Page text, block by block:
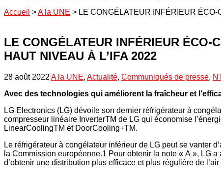
Accueil >A la UNE > LE CONGÉLATEUR INFÉRIEUR
LE CONGÉLATEUR INFÉRIEUR ÉCO-
HAUT NIVEAU À L’IFA 2022
28 août 2022 A la UNE, Actualité, Communiqués de presse,
Avec des technologies qui améliorent la fraîcheur et
LG Electronics (LG) dévoile son dernier réfrigérateur à
compresseur linéaire InverterTM de LG qui économise
LinearCoolingTM et DoorCooling+TM.
Le réfrigérateur à congélateur inférieur de LG peut se vanter
la Commission européenne.1 Pour obtenir la note « A », LG
d’obtenir une distribution plus efficace et plus régulière de